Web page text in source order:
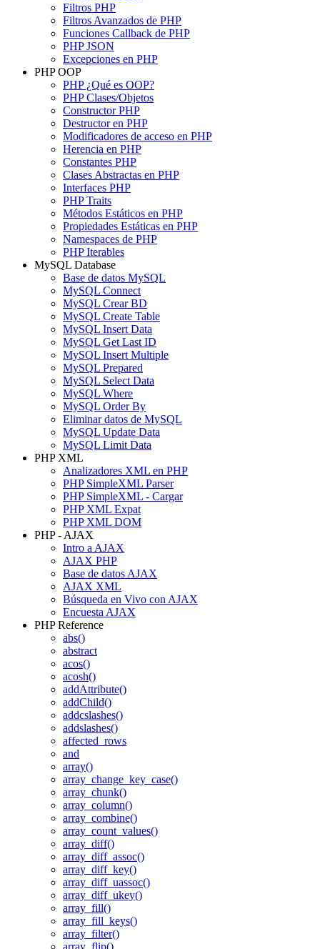
Filtros PHP
Filtros Avanzados de PHP
Funciones Callback de PHP
PHP JSON
Excepciones en PHP
PHP OOP
PHP ¿Qué es OOP?
PHP Clases/Objetos
Constructor PHP
Destructor en PHP
Modificadores de acceso en PHP
Herencia en PHP
Constantes PHP
Clases Abstractas en PHP
Interfaces PHP
PHP Traits
Métodos Estáticos en PHP
Propiedades Estáticas en PHP
Namespaces de PHP
PHP Iterables
MySQL Database
Base de datos MySQL
MySQL Connect
MySQL Crear BD
MySQL Create Table
MySQL Insert Data
MySQL Get Last ID
MySQL Insert Multiple
MySQL Prepared
MySQL Select Data
MySQL Where
MySQL Order By
Eliminar datos de MySQL
MySQL Update Data
MySQL Limit Data
PHP XML
Analizadores XML en PHP
PHP SimpleXML Parser
PHP SimpleXML - Cargar
PHP XML Expat
PHP XML DOM
PHP - AJAX
Intro a AJAX
AJAX PHP
Base de datos AJAX
AJAX XML
Búsqueda en Vivo con AJAX
Encuesta AJAX
PHP Reference
abs()
abstract
acos()
acosh()
addAttribute()
addChild()
addcslashes()
addslashes()
affected_rows
and
array()
array_change_key_case()
array_chunk()
array_column()
array_combine()
array_count_values()
array_diff()
array_diff_assoc()
array_diff_key()
array_diff_uassoc()
array_diff_ukey()
array_fill()
array_fill_keys()
array_filter()
array_flip()